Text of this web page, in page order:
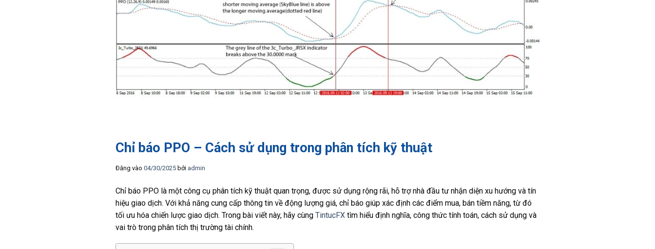
Chỉ báo PPO – Cách sử dụng trong phân tích kỹ thuật
Đăng vào 04/30/2025 bởi admin
Chỉ báo PPO là một công cụ phân tích kỹ thuật quan trọng, được sử dụng rộng rãi, hỗ trợ nhà đầu tư nhận diện xu hướng và tín
hiệu giao dịch. Với khả năng cung cấp thông tin về động lượng giá, chỉ báo giúp xác định các điểm mua, bán tiềm năng, từ đó
tối ưu hóa chiến lược giao dịch. Trong bài viết này, hãy cùng TintucFX tìm hiểu định nghĩa, công thức tính toán, cách sử dụng và
vai trò trong phân tích thị trường tài chính.